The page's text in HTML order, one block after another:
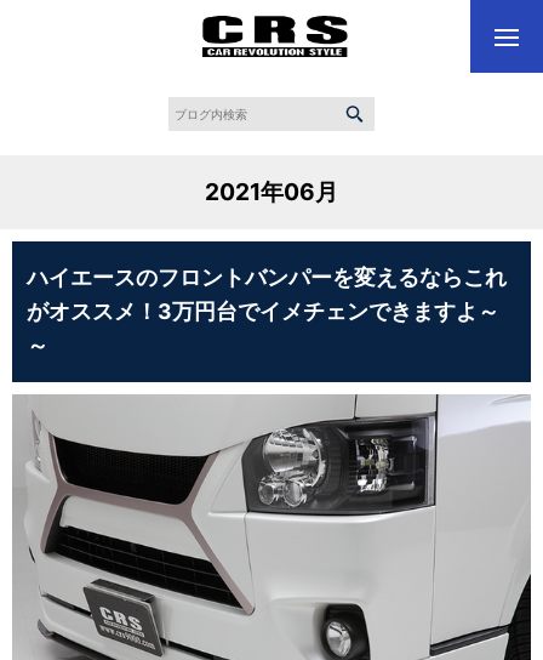
2021年06月
ハイエースのフロントバンパーを変えるならこれ
がオススメ！3万円台でイメチェンできますよ～
～